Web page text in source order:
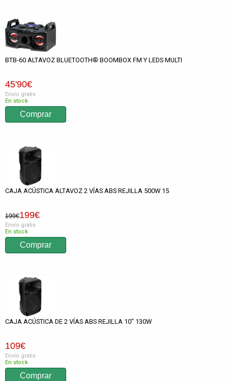
BTB-60 ALTAVOZ BLUETOOTH® BOOMBOX FM Y LEDS MULTI
45'90€
Envío gratis
En stock
CAJA ACÚSTICA ALTAVOZ 2 VÍAS ABS REJILLA 500W 15
199€199€
Envío gratis
En stock
CAJA ACÚSTICA DE 2 VÍAS ABS REJILLA 10" 130W
109€
Envío gratis
En stock